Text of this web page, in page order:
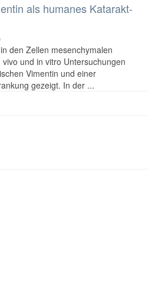
als humanes Katarakt-
den Zellen mesenchymalen
und in vitro Untersuchungen
Vimentin und einer
gezeigt. In der ...